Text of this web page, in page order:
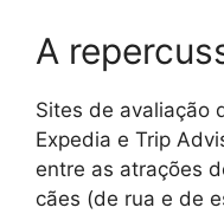
A
Sites de avaliação
Expedia e Trip
entre as atrações
cães (de rua e de